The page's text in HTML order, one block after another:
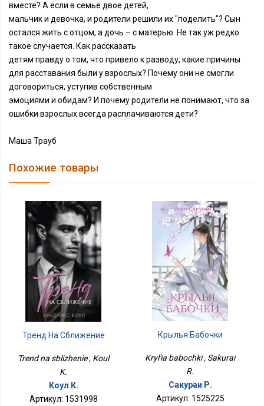
вместе? А если в семье двое детей,
мальчик и девочка, и родители решили их "поделить"? Сын
остался жить с отцом, а дочь – с матерью. Не так уж редко
такое случается. Как рассказать
детям правду о том, что привело к разводу, какие причины
для расставания были у взрослых? Почему они не смогли
договориться, уступив собственным
эмоциями и обидам? И почему родители не понимают, что за
ошибки взрослых всегда расплачиваются дети?
Маша Трауб
Похожие товары
Тренд На Сближение
Trend na sblizhenie , Koul
K.
Коул К.
Артикул: 1531998
Крылья Бабочки
Kryl'ia babochki , Sakurai
R.
Сакураи Р.
Артикул: 1525225